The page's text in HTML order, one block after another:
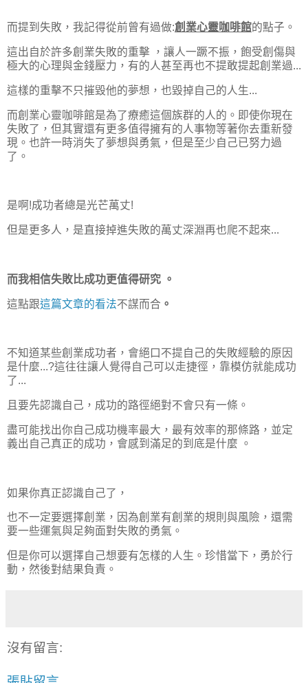
而提到失敗，我記得從前曾有過做:創業心靈咖啡館的點子。
這出自於許多創業失敗的重擊 ，讓人一蹶不振，飽受創傷與
極大的心理與金錢壓力，有的人甚至再也不提敢提起創業過...
這樣的重擊不只摧毀他的夢想，也毀掉自己的人生...
而創業心靈咖啡館是為了療癒這個族群的人的。即使你現在
失敗了，但其實還有更多值得擁有的人事物等著你去重新發
現。也許一時消失了夢想與勇氣，但是至少自己已努力過
了。
是啊!成功者總是光芒萬丈!
但是更多人，是直接掉進失敗的萬丈深淵再也爬不起來...
而我相信失敗比成功更值得研究 。
這點跟這篇文章的看法不謀而合 。
不知道某些創業成功者，會絕口不提自己的失敗經驗的原因
是什麼...?這往往讓人覺得自己可以走捷徑，靠模仿就能成功
了...
且要先認識自己，成功的路徑絕對不會只有一條。
盡可能找出你自己成功機率最大，最有效率的那條路，並定
義出自己真正的成功，會感到滿足的到底是什麼 。
如果你真正認識自己了，
也不一定要選擇創業，因為創業有創業的規則與風險，還需
要一些運氣與足夠面對失敗的勇氣。
但是你可以選擇自己想要有怎樣的人生。珍惜當下，勇於行
動，然後對結果負責。
沒有留言: